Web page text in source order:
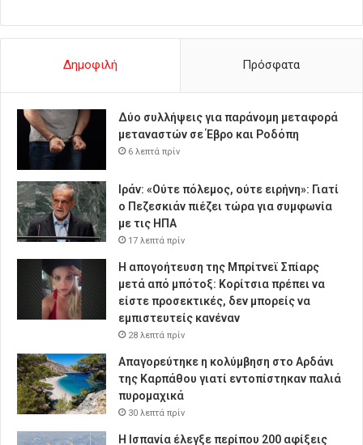
Δημοφιλή Πρόσφατα
Δύο συλλήψεις για παράνομη μεταφορά
μεταναστών σε Έβρο και Ροδόπη
6 λεπτά πρίν
Ιράν: «Ούτε πόλεμος, ούτε ειρήνη»: Γιατί
ο Πεζεσκιάν πιέζει τώρα για συμφωνία
με τις ΗΠΑ
17 λεπτά πρίν
Η απογοήτευση της Μπρίτνεϊ Σπίαρς
μετά από μπότοξ: Κορίτσια πρέπει να
είστε προσεκτικές, δεν μπορείς να
εμπιστευτείς κανέναν
28 λεπτά πρίν
Απαγορεύτηκε η κολύμβηση στο Αρδάνι
της Καρπάθου γιατί εντοπίστηκαν παλιά
πυρομαχικά
30 λεπτά πρίν
Η Ισπανία έλεγξε περίπου 200 αφίξεις